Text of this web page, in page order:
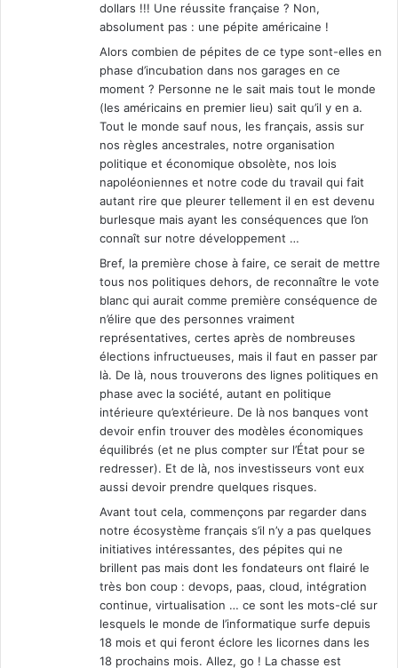
dollars !!! Une réussite française ? Non,
absolument pas : une pépite américaine !
Alors combien de pépites de ce type sont-elles en
phase d’incubation dans nos garages en ce
moment ? Personne ne le sait mais tout le monde
(les américains en premier lieu) sait qu’il y en a.
Tout le monde sauf nous, les français, assis sur
nos règles ancestrales, notre organisation
politique et économique obsolète, nos lois
napoléoniennes et notre code du travail qui fait
autant rire que pleurer tellement il en est devenu
burlesque mais ayant les conséquences que l’on
connaît sur notre développement …
Bref, la première chose à faire, ce serait de mettre
tous nos politiques dehors, de reconnaître le vote
blanc qui aurait comme première conséquence de
n’élire que des personnes vraiment
représentatives, certes après de nombreuses
élections infructueuses, mais il faut en passer par
là. De là, nous trouverons des lignes politiques en
phase avec la société, autant en politique
intérieure qu’extérieure. De là nos banques vont
devoir enfin trouver des modèles économiques
équilibrés (et ne plus compter sur l’État pour se
redresser). Et de là, nos investisseurs vont eux
aussi devoir prendre quelques risques.
Avant tout cela, commençons par regarder dans
notre écosystème français s’il n’y a pas quelques
initiatives intéressantes, des pépites qui ne
brillent pas mais dont les fondateurs ont flairé le
très bon coup : devops, paas, cloud, intégration
continue, virtualisation … ce sont les mots-clé sur
lesquels le monde de l’informatique surfe depuis
18 mois et qui feront éclore les licornes dans les
18 prochains mois. Allez, go ! La chasse est